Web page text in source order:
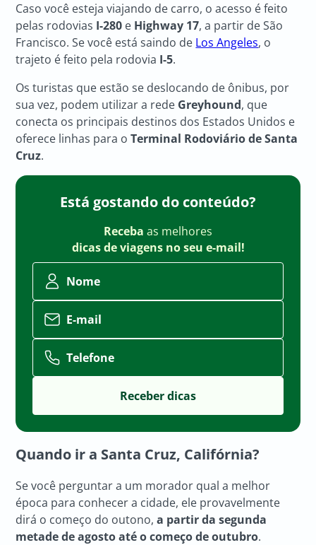
Caso você esteja viajando de carro, o acesso é feito
pelas rodovias I-280 e Highway 17, a partir de São
Francisco. Se você está saindo de Los Angeles, o
trajeto é feito pela rodovia I-5.
Os turistas que estão se deslocando de ônibus, por
sua vez, podem utilizar a rede Greyhound, que
conecta os principais destinos dos Estados Unidos e
oferece linhas para oTerminal Rodoviário de Santa
Cruz.
Está gostando do conteúdo?
Receba as melhores
dicas de viagens no seu e-mail!
Nome
E-mail
Telefone
Quando ir a Santa Cruz, Califórnia?
Se você perguntar a um morador qual a melhor
época para conhecer a cidade, ele provavelmente
dirá o começo do outono,a partir da segunda
metade de agosto até o começo de outubro.